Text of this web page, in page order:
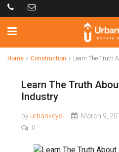
Home Construction Learn The Truth
Learn The Truth
Industry
by urbankeys March 9,
0